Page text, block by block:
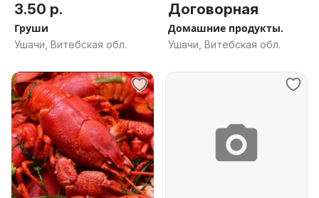
3.50 р.
Груши
Ушачи, Витебская обл.
Договорная
Домашние продукты.
Ушачи, Витебская обл.